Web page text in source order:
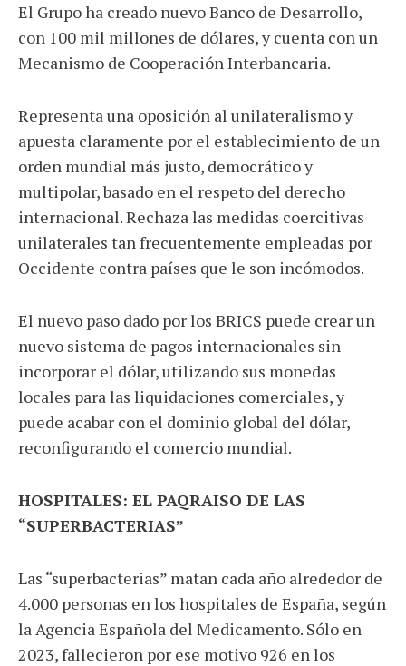
El Grupo ha creado nuevo Banco de Desarrollo,
con 100 mil millones de dólares, y cuenta con un
Mecanismo de Cooperación Interbancaria.
Representa una oposición al unilateralismo y
apuesta claramente por el establecimiento de un
orden mundial más justo, democrático y
multipolar, basado en el respeto del derecho
internacional. Rechaza las medidas coercitivas
unilaterales tan frecuentemente empleadas por
Occidente contra países que le son incómodos.
El nuevo paso dado por los BRICS puede crear un
nuevo sistema de pagos internacionales sin
incorporar el dólar, utilizando sus monedas
locales para las liquidaciones comerciales, y
puede acabar con el dominio global del dólar,
reconfigurando el comercio mundial.
HOSPITALES: EL PAQRAISO DE LAS
“SUPERBACTERIAS”
Las “superbacterias” matan cada año alrededor de
4.000 personas en los hospitales de España, según
la Agencia Española del Medicamento. Sólo en
2023, fallecieron por ese motivo 926 en los